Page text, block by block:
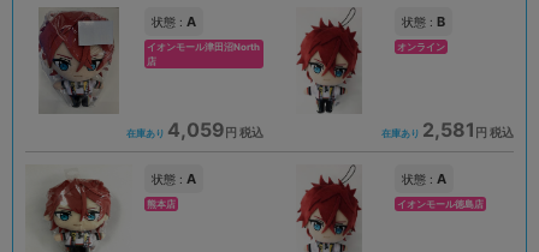
状態 : A
イオンモール津田沼North
店
在庫あり 4,059 円 税込
状態 : B
オンライン
在庫あり 2,581 円 税込
状態 : A
熊本店
状態 : A
イオンモール徳島店